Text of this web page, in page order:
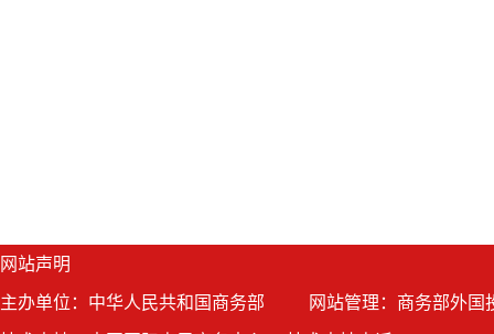
网站声明
主办单位：中华人民共和国商务部 网站管理：商务部外国